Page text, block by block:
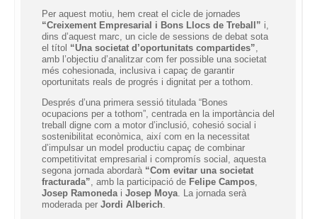
Per aquest motiu, hem creat el cicle de jornades
“Creixement Empresarial i Bons Llocs de Treball” i,
dins d’aquest marc, un cicle de sessions de debat sota
el títol “Una societat d’oportunitats compartides”,
amb l’objectiu d’analitzar com fer possible una societat
més cohesionada, inclusiva i capaç de garantir
oportunitats reals de progrés i dignitat per a tothom.
Després d’una primera sessió titulada “Bones
ocupacions per a tothom”, centrada en la importància del
treball digne com a motor d’inclusió, cohesió social i
sostenibilitat econòmica, així com en la necessitat
d’impulsar un model productiu capaç de combinar
competitivitat empresarial i compromís social, aquesta
segona jornada abordarà “Com evitar una societat
fracturada”, amb la participació de Felipe Campos,
Josep Ramonedai Josep Moya. La jornada serà
moderada per Jordi Alberich.